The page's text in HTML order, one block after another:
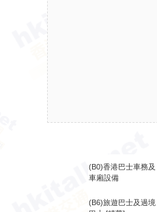
(B0)香港巴士車務及
車廂設備
(B6)旅遊巴士及過境